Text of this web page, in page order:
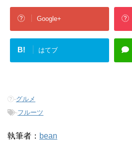
Google+
B! はてブ
-グルメ
-フルーツ
執筆者： bean